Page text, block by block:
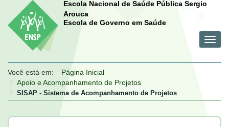
Escola Nacional de Saúde Pública Sergio
Arouca
Escola de Governo em Saúde
menu
menu
menu
Você está em:
Página Inicial
Apoio e Acompanhamento de Projetos
SISAP - Sistema de Acompanhamento de Projetos